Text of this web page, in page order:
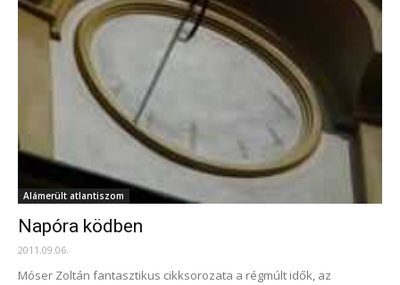
Alámerült atlantiszom
Napóra ködben
2011.09.06.
Móser Zoltán fantasztikus cikksorozata a régmúlt idők, az